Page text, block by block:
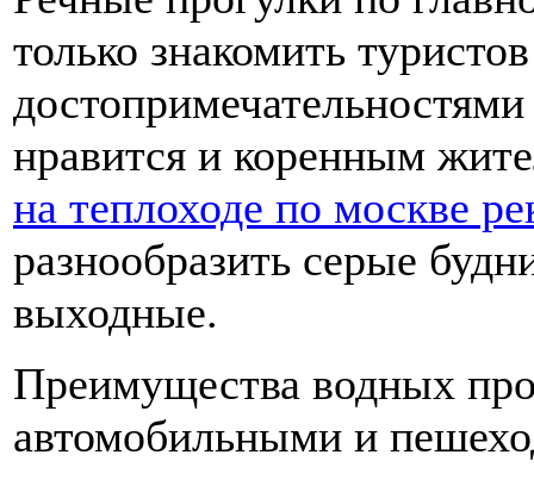
только знакомить
нравится и коренным
на теплоходе по москве
разнообразить серые
выходные.
Преимущества водных
автомобильными и